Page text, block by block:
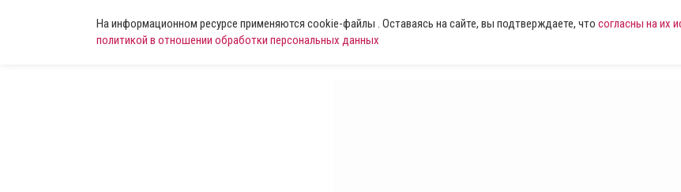
На информационном ресурсе применяются cookie-файлы . Оставаясь на сайте, вы подтверждаете, что согласны на их
политикой в отношении обработки персональных данных